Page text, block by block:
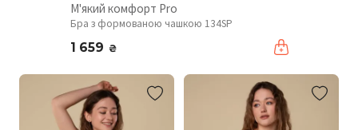
М'який комфорт Pro
Бра з формованою чашкою 134SP
1 659 ₴